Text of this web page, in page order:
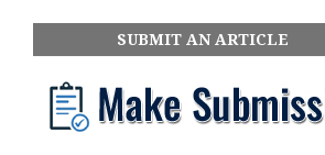
SUBMIT AN ARTICLE